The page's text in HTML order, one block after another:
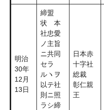
明治
30年
12月
13日
締盟
状 本
社忠愛
ノ主旨
ニ共同
セラ
ルヽヲ
以テ社
則ニ照
ラシ締
日本赤
十字社
総裁
彰仁親
王